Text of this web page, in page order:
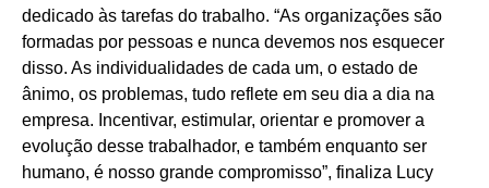
dedicado às tarefas do trabalho. “As organizações são
formadas por pessoas e nunca devemos nos esquecer
disso. As individualidades de cada um, o estado de
ânimo, os problemas, tudo reflete em seu dia a dia na
empresa. Incentivar, estimular, orientar e promover a
evolução desse trabalhador, e também enquanto ser
humano, é nosso grande compromisso”, finaliza Lucy